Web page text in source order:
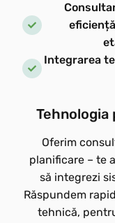
Integrarea
Oferim
planificare – te
să integrezi
Răspundem
tehnică,